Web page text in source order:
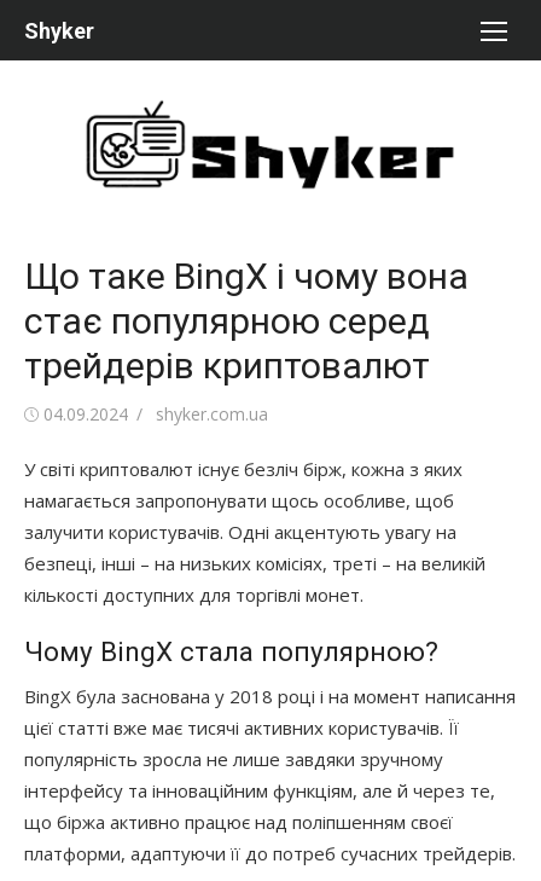
Shyker
Що таке BingX і чому вона
стає популярною серед
трейдерів криптовалют
Опубликовано
04.09.2024 Автор
shyker.com.ua
У світі криптовалют існує безліч бірж, кожна з яких
намагається запропонувати щось особливе, щоб
залучити користувачів. Одні акцентують увагу на
безпеці, інші – на низьких комісіях, треті – на великій
кількості доступних для торгівлі монет.
Чому BingX стала популярною?
BingX була заснована у 2018 році і на момент написання
цієї статті вже має тисячі активних користувачів. Її
популярність зросла не лише завдяки зручному
інтерфейсу та інноваційним функціям, але й через те,
що біржа активно працює над поліпшенням своєї
платформи, адаптуючи її до потреб сучасних трейдерів.